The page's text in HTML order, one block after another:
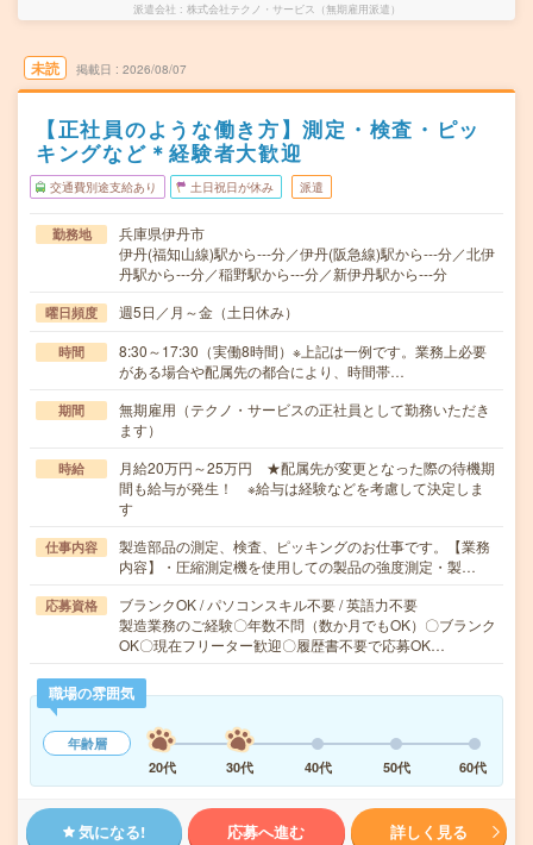
派遣会社 株式会社テクノ・サービス（無期雇用派遣）
未読 掲載日 2026/08/07
【正社員のような働き方】測定・検査・ピッ
キングなど＊経験者大歓迎
交通費別途支給あり 土日祝日が休み 派遣
勤務地
兵庫県伊丹市
伊丹(福知山線)駅から---分／伊丹(阪急線)駅から---分／北伊
丹駅から---分／稲野駅から---分／新伊丹駅から---分
曜日頻度 週5日／月～金（土日休み）
時間
8:30～17:30（実働8時間）※上記は一例です。業務上必要
がある場合や配属先の都合により、時間帯…
期間
無期雇用（テクノ・サービスの正社員として勤務いただき
ます）
時給
月給20万円～25万円 ★配属先が変更となった際の待機期
間も給与が発生！ ※給与は経験などを考慮して決定しま
す
仕事内容
製造部品の測定、検査、ピッキングのお仕事です。【業務
内容】・圧縮測定機を使用しての製品の強度測定・製…
応募資格
ブランクOK / パソコンスキル不要 / 英語力不要
製造業務のご経験〇年数不問（数か月でもOK）〇ブランク
OK〇現在フリーター歓迎〇履歴書不要で応募OK…
職場の雰囲気
年齢層
20代
30代 40代 50代 60代
気になる! 応募へ進む 詳しく見る